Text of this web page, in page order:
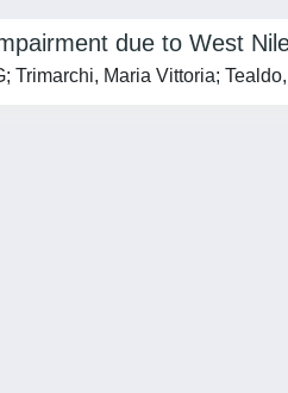
due to West
Trimarchi, Maria Vittoria;